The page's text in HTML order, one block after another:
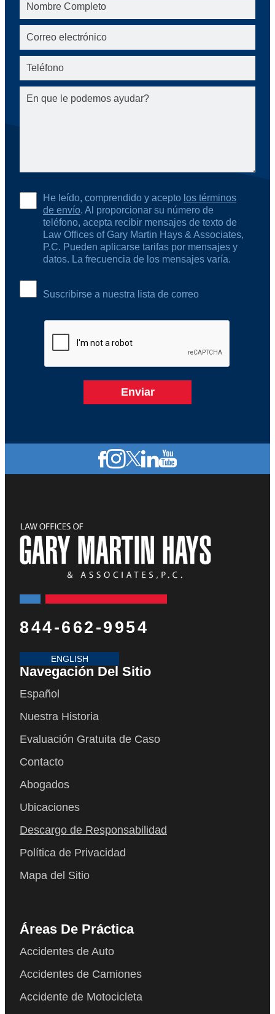
He leído, comprendido y acepto los términos
de envío. Al proporcionar su número de
teléfono, acepta recibir mensajes de texto de
Law Offices of Gary Martin Hays & Associates,
P.C. Pueden aplicarse tarifas por mensajes y
datos. La frecuencia de los mensajes varía.
Suscribirse a nuestra lista de correo
844-662-9954
ENGLISH
Navegación Del Sitio
Español
Nuestra Historia
Evaluación Gratuita de Caso
Contacto
Abogados
Ubicaciones
Descargo de Responsabilidad
Política de Privacidad
Mapa del Sitio
Áreas De Práctica
Accidentes de Auto
Accidentes de Camiones
Accidente de Motocicleta